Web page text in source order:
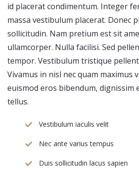
id placerat condimentum. Integer
massa vestibulum placerat. Donec
sollicitudin. Nam pretium est sit
ullamcorper. Nulla facilisi. Sed
tempor. Vestibulum tristique
Vivamus in nisl nec quam maximus
euismod eros bibendum, dignissim
tellus.
Vestibulum iaculis velit
Nec ante varius tempus
Duis sollicitudin lacus sapien